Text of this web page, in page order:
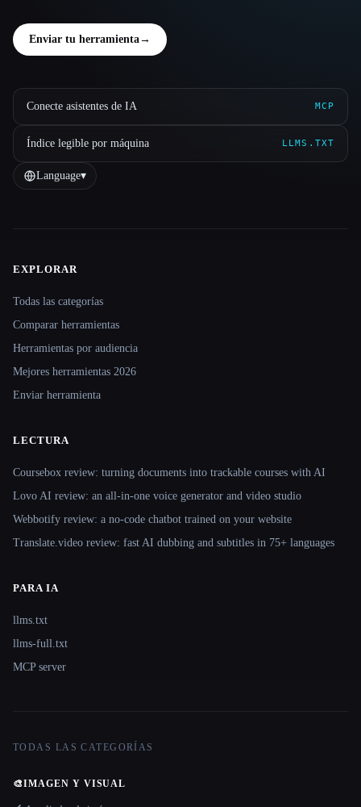
Enviar tu herramienta→
Conecte asistentes de IA MCP
Índice legible por máquina LLMS.TXT
Language▾
Site navigation
EXPLORAR
Todas las categorías
Comparar herramientas
Herramientas por audiencia
Mejores herramientas 2026
Enviar herramienta
LECTURA
Coursebox review: turning documents into trackable courses with AI
Lovo AI review: an all-in-one voice generator and video studio
Webbotify review: a no-code chatbot trained on your website
Translate.video review: fast AI dubbing and subtitles in 75+ languages
PARA IA
llms.txt
llms-full.txt
MCP server
TODAS LAS CATEGORÍAS
🎨IMAGEN Y VISUAL